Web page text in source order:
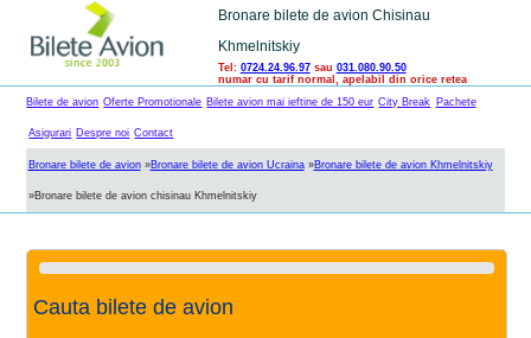
Bronare bilete de avion Chisinau
Khmelnitskiy
Tel: 0724.24.96.97sau 031.080.90.50
numar cu tarif normal, apelabil din orice retea
Bilete de avion Oferte Promotionale Bilete avion mai ieftine de 150 eur City Break Pachete
Asigurari Despre noi Contact
Bronare bilete de avion»Bronare bilete de avion Ucraina»Bronare bilete de avion Khmelnitskiy
»Bronare bilete de avion chisinau Khmelnitskiy
Cauta bilete de avion